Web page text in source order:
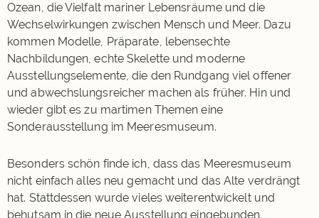
Ozean, die Vielfalt mariner Lebensräume und die
Wechselwirkungen zwischen Mensch und Meer. Dazu
kommen Modelle, Präparate, lebensechte
Nachbildungen, echte Skelette und moderne
Ausstellungselemente, die den Rundgang viel offener
und abwechslungsreicher machen als früher. Hin und
wieder gibt es zu martimen Themen eine
Sonderausstellung im Meeresmuseum.
Besonders schön finde ich, dass das Meeresmuseum
nicht einfach alles neu gemacht und das Alte verdrängt
hat. Stattdessen wurde vieles weiterentwickelt und
behutsam in die neue Ausstellung eingebunden.